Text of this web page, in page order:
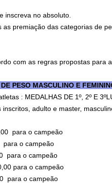
inscreva no absoluto.
premiação das categorias de
com as regras propostas para
PESO MASCULINO E
: MEDALHAS DE 1º, 2º E
adulto e master,
para o campeão
para o campeão
para o campeão
para o campeão
para o campeão